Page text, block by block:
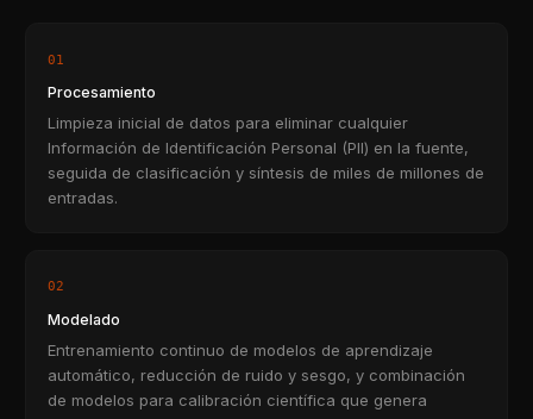
01
Procesamiento
Limpieza inicial de datos para eliminar cualquier
Información de Identificación Personal (PII) en la fuente,
seguida de clasificación y síntesis de miles de millones de
entradas.
02
Modelado
Entrenamiento continuo de modelos de aprendizaje
automático, reducción de ruido y sesgo, y combinación
de modelos para calibración científica que genera